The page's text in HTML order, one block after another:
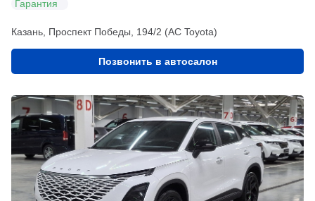
Гарантия
Казань, Проспект Победы, 194/2 (АС Toyota)
Позвонить в автосалон